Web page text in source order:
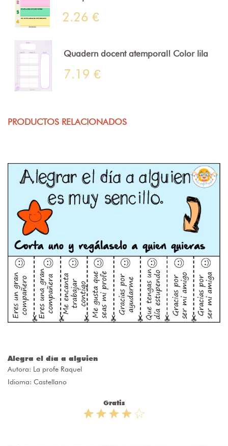
2.26 €
Quadern docent atemporal! Color lila
7.19 €
PRODUCTOS RELACIONADOS
Alegra el día a alguien
Autora: La profe Raquel
Idioma: Castellano
Gratis